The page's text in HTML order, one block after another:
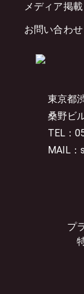
東京都
桑野ビ
TEL：
MAIL：
プ
メディア掲載
お問い合わせ